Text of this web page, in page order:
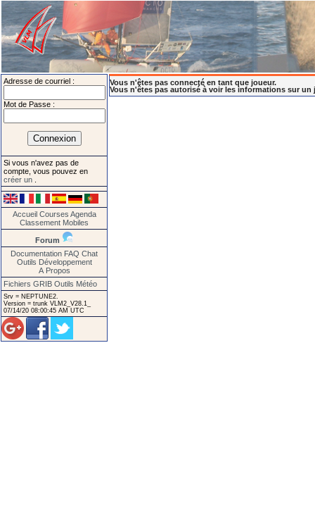
Adresse de courriel :
Mot de Passe :
Si vous n'avez pas de
compte, vous pouvez en
créer un
Accueil Courses Agenda
Classement Mobiles
Forum
Documentation FAQ Chat
Outils Développement
A Propos
Fichiers GRIB Outils Météo
Srv = NEPTUNE2.
Version = trunk VLM2_V28.1_
07/14/20 08:00:45 AM UTC
Vous n'êtes pas connecté en tant que joueur.
Vous n'êtes pas autorisé à voir les informations sur un